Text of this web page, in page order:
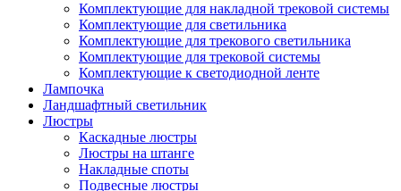
Комплектующие для накладной трековой системы
Комплектующие для светильника
Комплектующие для трекового светильника
Комплектующие для трековой системы
Комплектующие к светодиодной ленте
Лампочка
Ландшафтный светильник
Люстры
Каскадные люстры
Люстры на штанге
Накладные споты
Подвесные люстры